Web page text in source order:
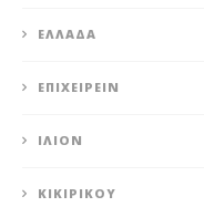
ΕΛΛΆΔΑ
ΕΠΙΧΕΙΡΕΊΝ
ΊΛΙΟΝ
ΚΙΚΙΡΙΚΟΥ